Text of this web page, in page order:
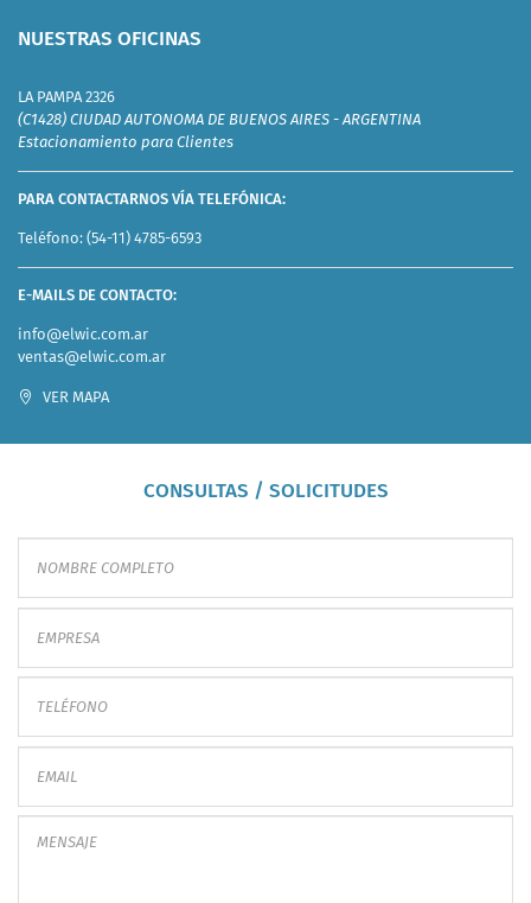
NUESTRAS OFICINAS
LA PAMPA 2326
(C1428) CIUDAD AUTONOMA DE BUENOS AIRES - ARGENTINA
Estacionamiento para Clientes
PARA CONTACTARNOS VÍA TELEFÓNICA:
Teléfono:(54-11) 4785-6593
E-MAILS DE CONTACTO:
info@elwic.com.ar
ventas@elwic.com.ar
VER MAPA
CONSULTAS / SOLICITUDES